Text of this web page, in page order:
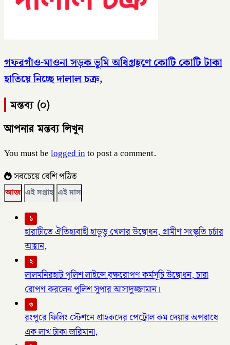
গফরগাঁও-মাওনা সড়ক ভূমি অধিগ্রহণে কোটি কোটি টাকা
হাতিয়ে নিচ্ছে দালাল চক্র,
মন্তব্য (০)
আপনার মন্তব্য লিখুন
You must belogged into post a comment.
সবচেয়ে বেশি পঠিত
আজ এই সপ্তাহ এই মাস
১
হারাটীতে ঐতিহ্যবাহী হাডুডু খেলার উদ্বোধন, গ্রামীণ সংস্কৃতি চর্চার
আহ্বান,
২
লালমনিরহাট পুলিশ লাইন্সে বৃক্ষরোপণ কর্মসূচি উদ্বোধন, চারা
রোপণ করলেন পুলিশ সুপার আসাদুজ্জামান।
৩
রংপুরে ফিলিং স্টেশনে গ্রাহকদের পেট্রোল কম দেয়ার অপরাধে
এক লাখ টাকা জরিমানা,